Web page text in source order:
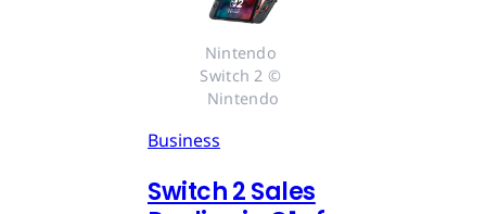
Nintendo
Switch 2 ©
Nintendo
Business
Switch 2 Sales